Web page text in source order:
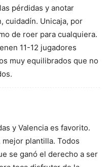
pérdidas y anotar
cuidadín. Unicaja, por
de roer para cualquiera.
11-12 jugadores
muy equilibrados que no
y Valencia es favorito.
plantilla. Todos
se ganó el derecho a ser